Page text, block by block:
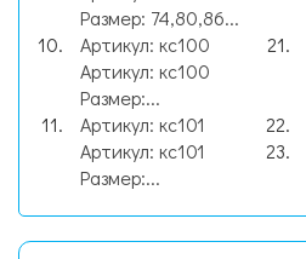
Размер: 74,80,86...
Артикул: кс100
Артикул: кс100
Размер:...
Артикул: кс101
Артикул: кс101
Размер:...